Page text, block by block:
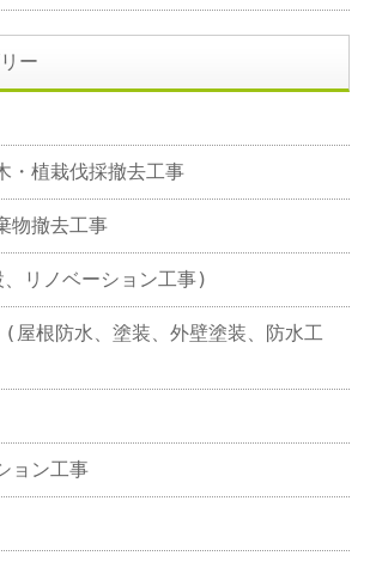
ー
・植栽伐採撤去工事
物撤去工事
リノベーション工事)
屋根防水、塗装、外壁塗装、防水工
ョン工事